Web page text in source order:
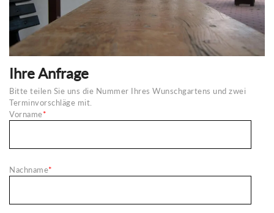
Ihre Anfrage
Bitte teilen Sie uns die Nummer Ihres Wunschgartens und zwei
Terminvorschläge mit.
Vorname*
Nachname*